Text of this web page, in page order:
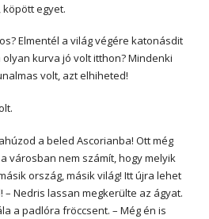
egyet.
Elmentél a világ végére katonásdit
kurva jó volt itthon? Mindenki
volt, azt elhiheted!
a beled Ascorianba! Ott még
városban nem számít, hogy melyik
ország, másik világ! Itt újra lehet
Nedris lassan megkerülte az ágyat.
a padlóra fröccsent. – Még én is